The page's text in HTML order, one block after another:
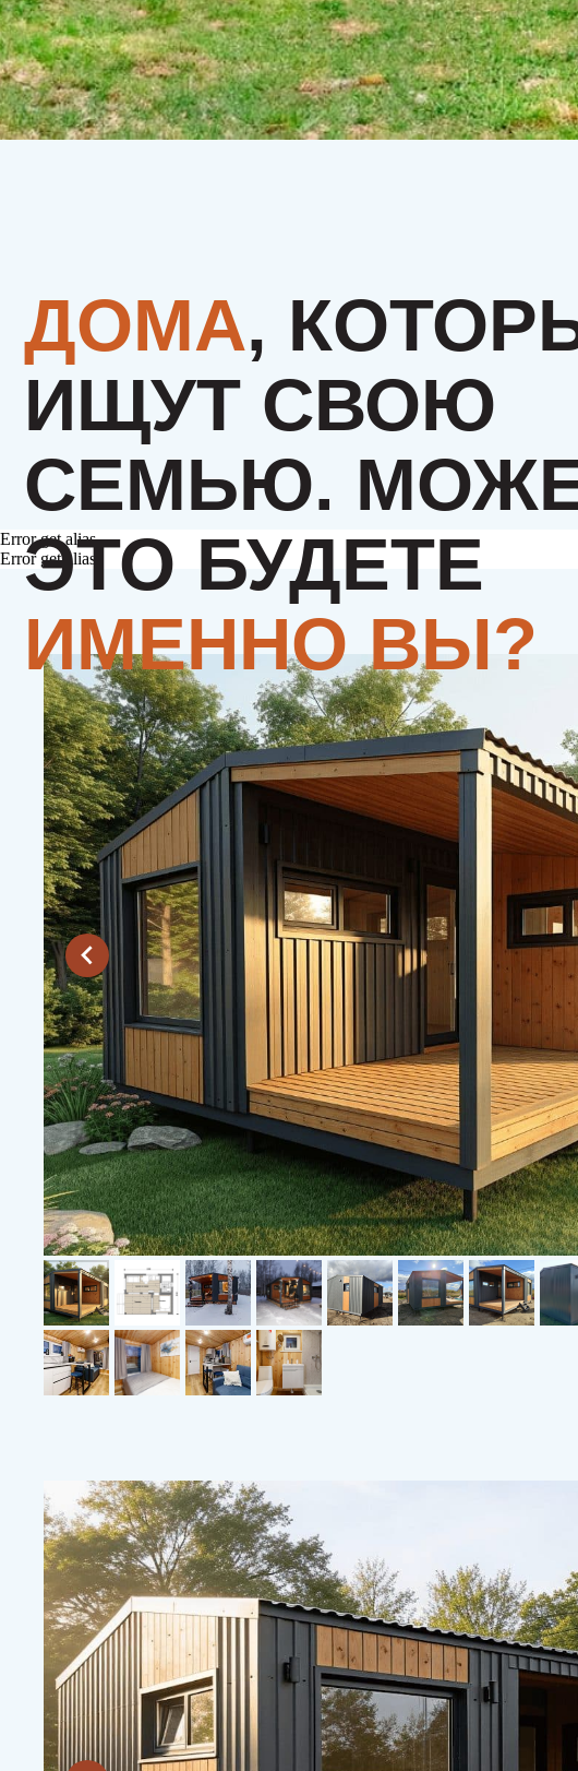
СЕМЬЮ. МОЖЕТ,
ЭТО БУДЕТЕ
ИМЕННО ВЫ?
Error get alias
Error get alias